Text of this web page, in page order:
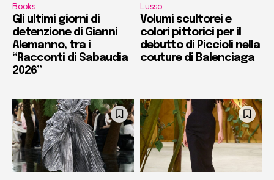
Books
Gli ultimi giorni di
detenzione di Gianni
Alemanno, tra i
“Racconti di Sabaudia
2026”
Lusso
Volumi scultorei e
colori pittorici per il
debutto di Piccioli nella
couture di Balenciaga